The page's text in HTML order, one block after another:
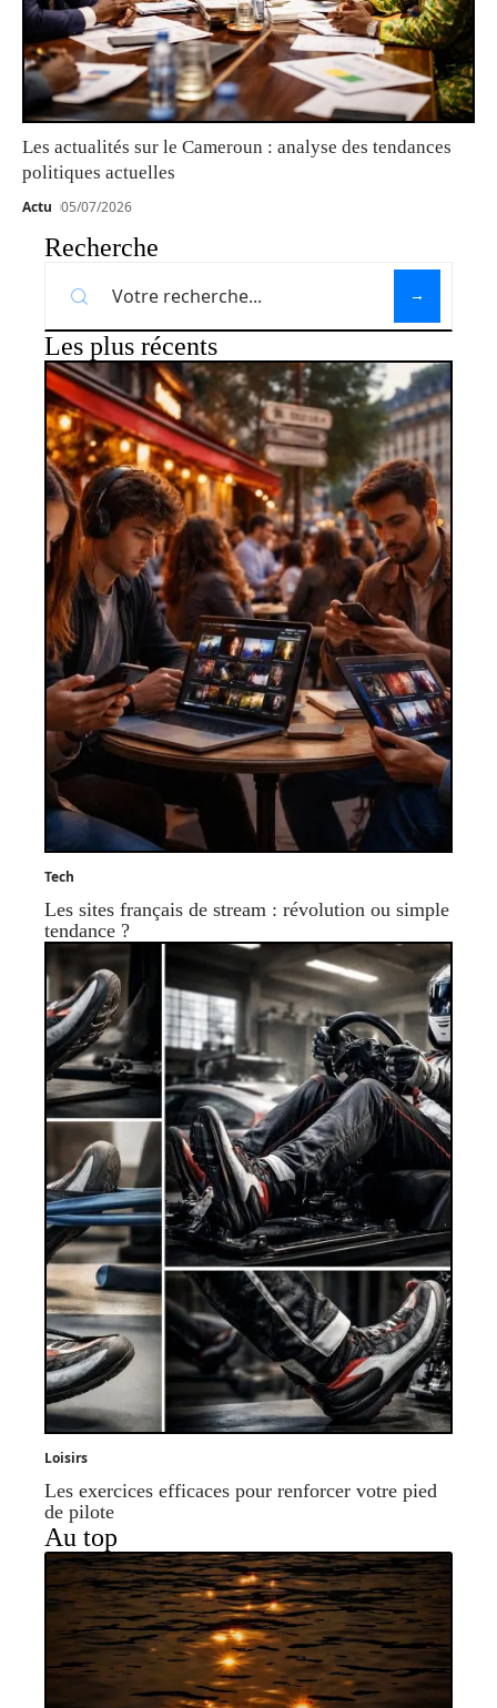
Les actualités sur le Cameroun : analyse des tendances
politiques actuelles
Actu 05/07/2026
Recherche
Les plus récents
Tech
Les sites français de stream : révolution ou simple
tendance ?
Loisirs
Les exercices efficaces pour renforcer votre pied
de pilote
Au top